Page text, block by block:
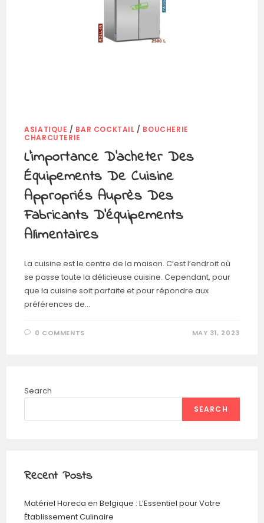
ASIATIQUE / BAR COCKTAIL / BOUCHERIE
CHARCUTERIE
L’importance D’acheter Des
Équipements De Cuisine
Appropriés Auprès Des
Fabricants D’équipements
Alimentaires
La cuisine est le centre de la maison. C’est l’endroit où
se passe toute la délicieuse cuisine. Cependant, pour
que la cuisine soit parfaite et pour répondre aux
préférences de…
0 COMMENTS MAY 31, 2023
Search
SEARCH
Recent Posts
Matériel Horeca en Belgique : L’Essentiel pour Votre
Établissement Culinaire